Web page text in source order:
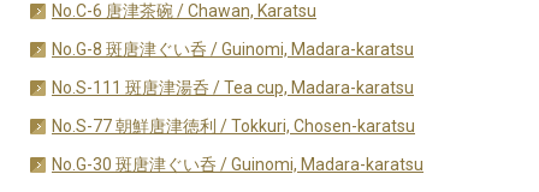
No.C-6 唐津茶碗 / Chawan, Karatsu
No.G-8 斑唐津ぐい呑 / Guinomi, Madara-karatsu
No.S-111 斑唐津湯呑 / Tea cup, Madara-karatsu
No.S-77 朝鮮唐津徳利 / Tokkuri, Chosen-karatsu
No.G-30 斑唐津ぐい呑 / Guinomi, Madara-karatsu